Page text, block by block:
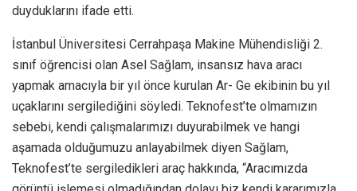
duyduklarını ifade etti.
İstanbul Üniversitesi Cerrahpaşa Makine Mühendisliği 2.
sınıf öğrencisi olan Asel Sağlam, insansız hava aracı
yapmak amacıyla bir yıl önce kurulan Ar- Ge ekibinin bu yıl
uçaklarını sergilediğini söyledi. Teknofest’te olmamızın
sebebi, kendi çalışmalarımızı duyurabilmek ve hangi
aşamada olduğumuzu anlayabilmek diyen Sağlam,
Teknofest’te sergiledikleri araç hakkında, “Aracımızda